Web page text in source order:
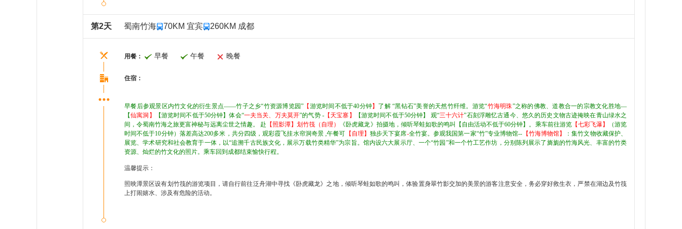
第2天 蜀南竹海 70KM 宜宾 260KM 成都
用餐： 早餐 午餐 晚餐
住宿：
早餐后参观景区内竹文化的衍生景点——竹子之乡“竹资源博览园” 【 游览时间不低于40分钟】 了解 “黑钻石”美誉的天然竹纤维。 游览“竹海明珠”之称的佛教、道教合一的宗教文化胜地—
【仙寓洞】 【游览时间不低于50分钟】体会“一夫当关、万夫莫开”的气势 -【天宝寨】 【游览时间不低于50分钟】 观“三十六计”石刻浮雕忆古通今、悠久的历史文物古迹掩映在青山绿水之
间，令蜀南竹海之旅更富神秘与远离尘世之情趣。 赴 【照影潭】划竹筏（自理） 《卧虎藏龙》拍摄地，倾听琴蛙如歌的鸣叫【自由活动不低于60分钟】。乘车前往游览【七彩飞瀑】
（游览
时间不低于10分钟）落差高达200多米，共分四级，观彩霞飞挂水帘洞奇景 ,午餐可 【自理】 独步天下宴席-全竹宴。参观我国第一家“竹”专业博物馆-- 【竹海博物馆】
：集竹文物收藏保护、
展览、学术研究和社会教育于一体，以“追溯千古民族文化，展示万载竹类精华”为宗旨。馆内设六大展示厅、一个“竹园”和一个竹工艺作坊，分别陈列展示了旖旎的竹海风光、丰富的竹类
资源、灿烂的竹文化的照片。乘车回到成都结束愉快行程。
温馨提示：
照映潭景区设有划竹筏的游览项目，请自行前往泛舟湖中寻找《卧虎藏龙》之地，倾听琴蛙如歌的鸣叫，体验置身翠竹影交加的美景的游客注意安全，务必穿好救生衣，严禁在湖边及竹筏
上打闹嬉水、涉及有危险的活动。